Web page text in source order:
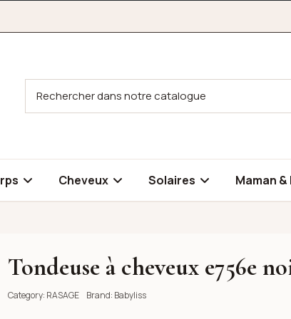
Cheveux Solaires Maman &
- babyliss
Tondeuse à cheveux e756e
Category: RASAGE Brand: Babyliss